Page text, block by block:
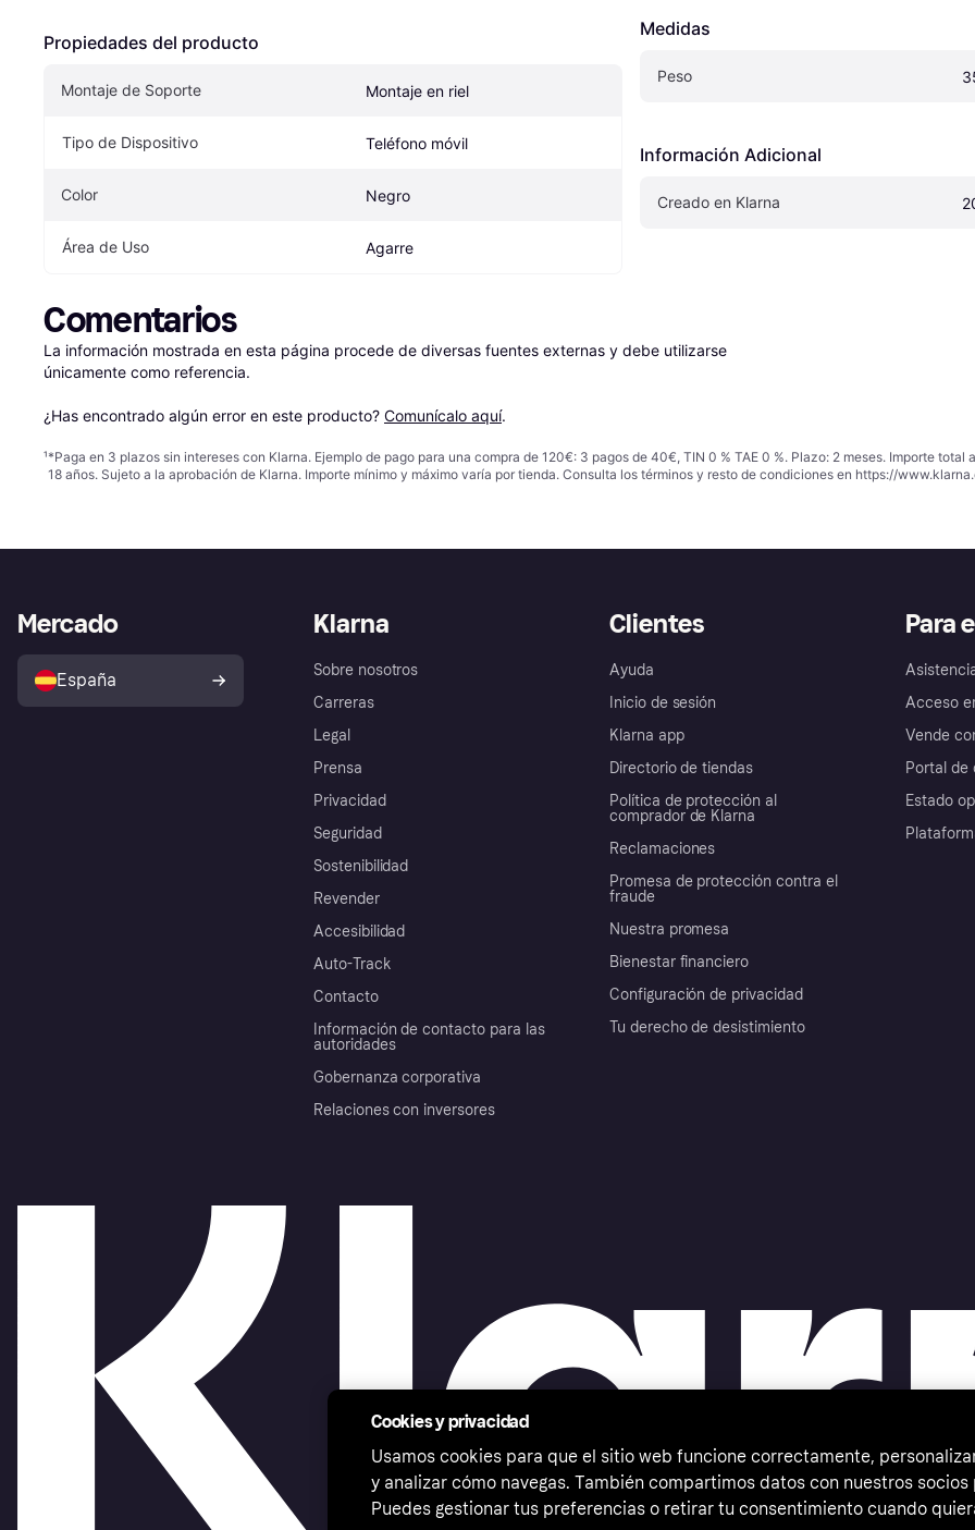
Propiedades del producto
Montaje de Soporte Montaje en riel
Tipo de Dispositivo Teléfono móvil
Color Negro
Área de Uso Agarre
Medidas
Peso
Información Adicional
Creado en Klarna
Comentarios
La información mostrada en esta página procede de diversas fuentes externas y debe utilizarse
únicamente como referencia.
¿Has encontrado algún error en este producto? Comunícalo aquí.
¹*Paga en 3 plazos sin intereses con Klarna. Ejemplo de pago para una compra de 120€: 3 pagos de 40€, TIN 0 % TAE 0 %. Plazo: 2 meses. Importe
18 años. Sujeto a la aprobación de Klarna. Importe mínimo y máximo varía por tienda. Consulta los términos y resto de condiciones en https://
Klarna
Sobre nosotros
Carreras
Legal
Prensa
Privacidad
Seguridad
Sostenibilidad
Revender
Accesibilidad
Auto-Track
Contacto
Información de contacto para las
autoridades
Gobernanza corporativa
Relaciones con inversores
Clientes
Ayuda
Inicio de sesión
Klarna app
Directorio de tiendas
Política de protección al
comprador de Klarna
Reclamaciones
Promesa de protección contra el
fraude
Nuestra promesa
Bienestar financiero
Configuración de privacidad
Tu derecho de desistimiento
Para
Acceso
Vende
Portal de
Estado
Mercado
España
Cookies y privacidad
Usamos cookies para que el sitio web funcione correctamente,
y analizar cómo navegas. También compartimos datos con nuestros
Puedes gestionar tus preferencias o retirar tu consentimiento cuando